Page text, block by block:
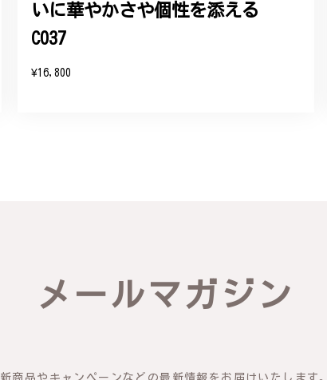
いに華やかさや個性を添える
C037
¥16,800
メールマガジン